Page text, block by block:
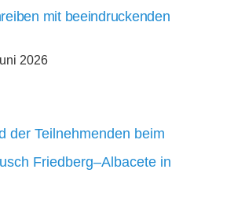
mit beeindruckenden
2026